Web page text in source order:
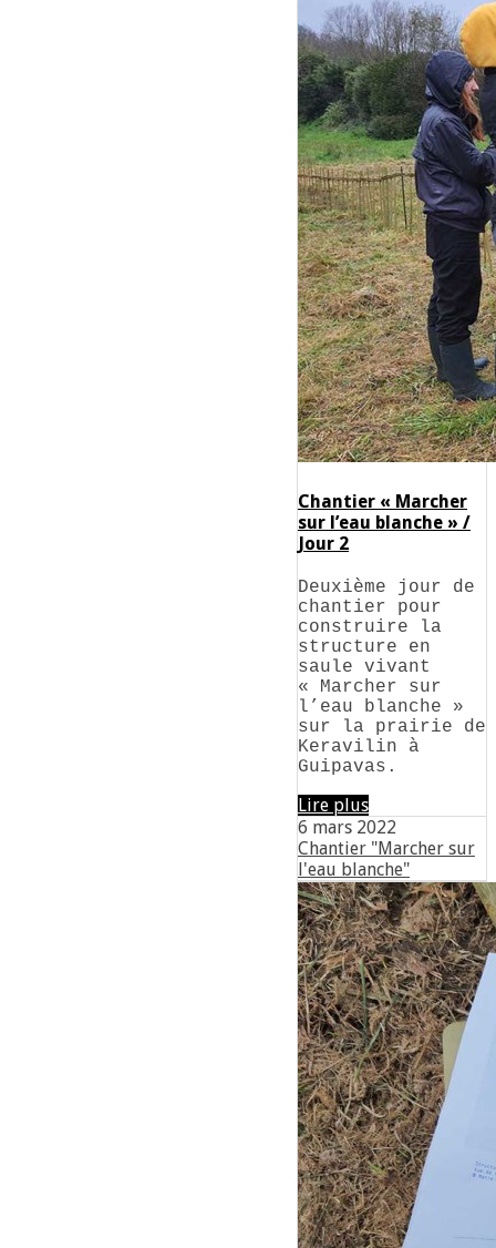
Chantier « Marcher
sur l’eau blanche » /
Jour 2
Deuxième jour de
chantier pour
construire la
structure en
saule vivant
« Marcher sur
l’eau blanche »
sur la prairie de
Keravilin à
Guipavas.
Lire plus
6 mars 2022
Chantier "Marcher sur
l'eau blanche"